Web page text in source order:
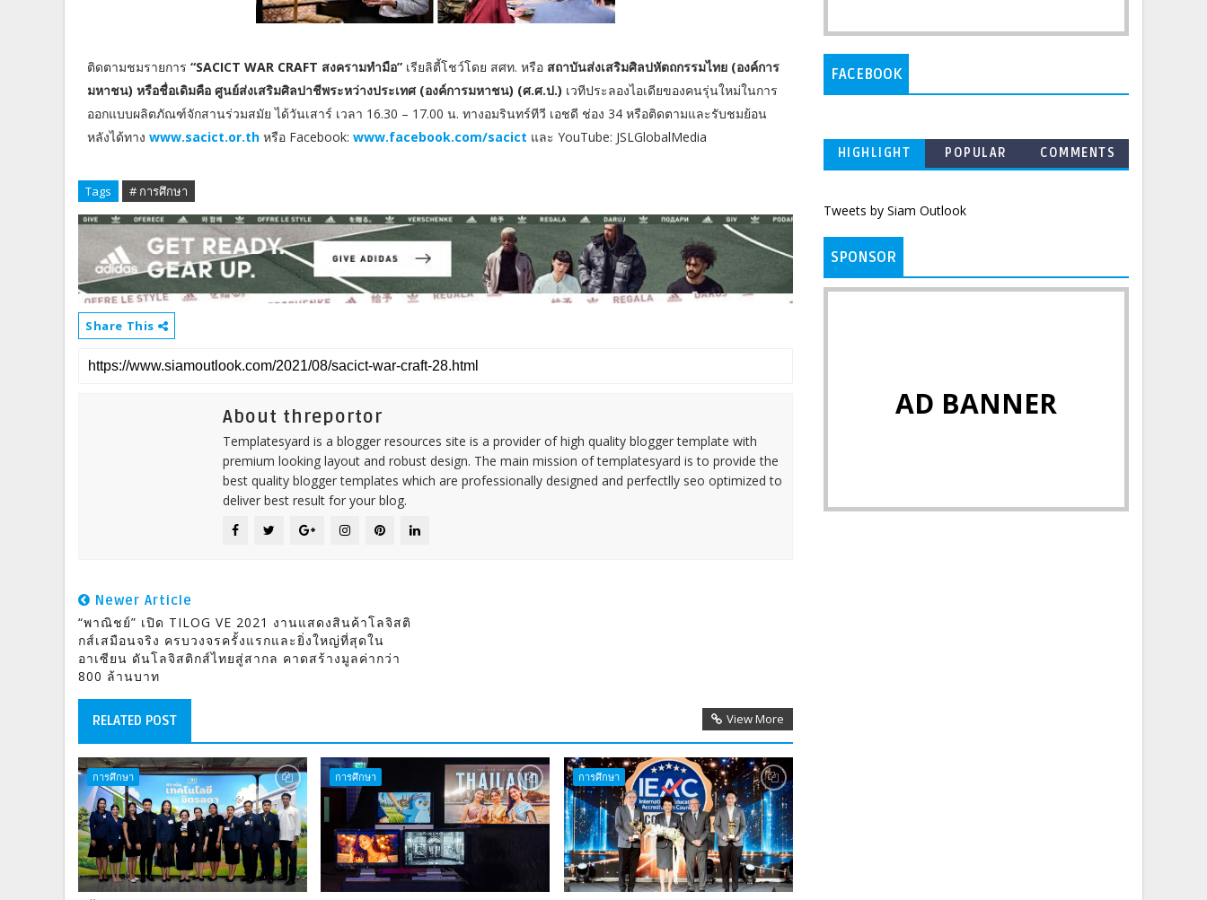
ติดตามชมรายการ “SACICT WAR CRAFT สงครามทำมือ” เรียลิตี้โชว์โดย สศท. หรือ สถาบันส่งเสริมศิลปหัตถกรรมไทย (องค์การ
มหาชน) หรือชื่อเดิมคือ ศูนย์ส่งเสริมศิลปาชีพระหว่างประเทศ (องค์การมหาชน) (ศ.ศ.ป.) เวทีประลองไอเดียของคนรุ่นใหม่ในการ
ออกแบบผลิตภัณฑ์จักสานร่วมสมัย ได้วันเสาร์ เวลา 16.30 – 17.00 น. ทางอมรินทร์ทีวี เอชดี ช่อง 34 หรือติดตามและรับชมย้อน
หลังได้ทาง www.sacict.or.th หรือ Facebook: www.facebook.com/sacict และ YouTube: JSLGlobalMedia
Tags # การศึกษา
Share This
About threportor
Templatesyard is a blogger resources site is a provider of high quality blogger template with
premium looking layout and robust design. The main mission of templatesyard is to provide the
best quality blogger templates which are professionally designed and perfectlly seo optimized to
deliver best result for your blog.
Newer Article
“พาณิชย์” เปิด TILOG VE 2021 งานแสดงสินค้าโลจิสติ
กส์เสมือนจริง ครบวงจรครั้งแรกและยิ่งใหญ่ที่สุดใน
อาเซียน ดันโลจิสติกส์ไทยสู่สากล คาดสร้างมูลค่ากว่า
800 ล้านบาท
RELATED POST View More
การศึกษา การศึกษา การศึกษา
FACEBOOK
HIGHLIGHT POPULAR COMMENTS
Tweets by Siam Outlook
SPONSOR
AD BANNER